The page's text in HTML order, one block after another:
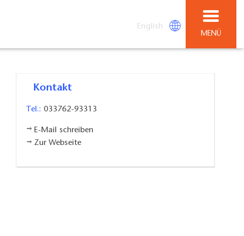
English
MENÜ
Kontakt
Tel.: 033762-93313
E-Mail schreiben
Zur Webseite